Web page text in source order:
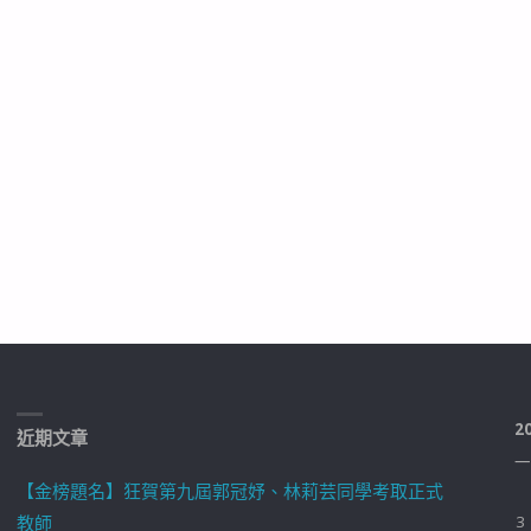
近期文章
【金榜題名】狂賀第九屆郭冠妤、林莉芸同學考取正式
教師
一
3